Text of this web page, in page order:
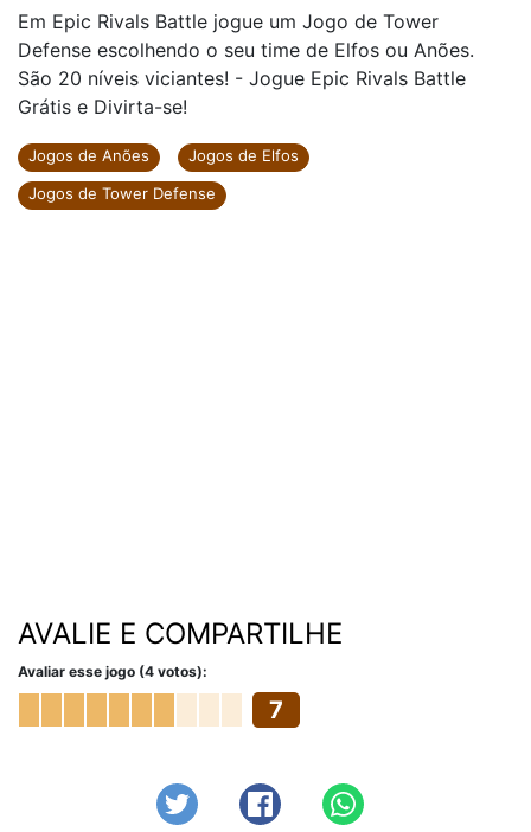
Em Epic Rivals Battle jogue um Jogo de Tower
Defense escolhendo o seu time de Elfos ou Anões.
São 20 níveis viciantes! - Jogue Epic Rivals Battle
Grátis e Divirta-se!
Jogos de Anões
Jogos de Elfos
Jogos de Tower Defense
AVALIE E COMPARTILHE
Avaliar esse jogo (4 votos):
7